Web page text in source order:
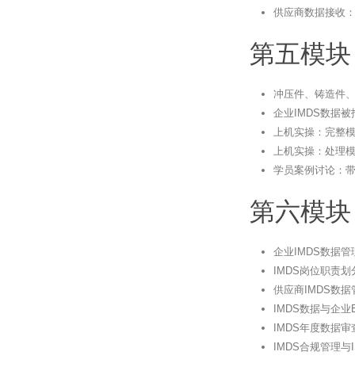
供应商数据接收
第五模
冲压件、铸造件
企业IMDS数据被
上机实操：完整
上机实操：处理
学员案例讨论：
第六模
企业IMDS数据管
IMDS岗位职责
供应商IMDS数据
IMDS数据与企
IMDS年度数据
IMDS合规管理